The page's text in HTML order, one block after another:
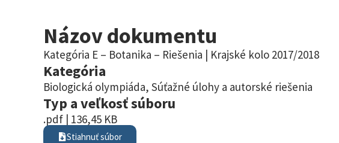
Názov dokumentu
Kategória E – Botanika – Riešenia | Krajské kolo 2017/2018
Kategória
Biologická olympiáda, Súťažné úlohy a autorské riešenia
Typ a veľkosť súboru
.pdf | 136,45 KB
Stiahnuť súbor